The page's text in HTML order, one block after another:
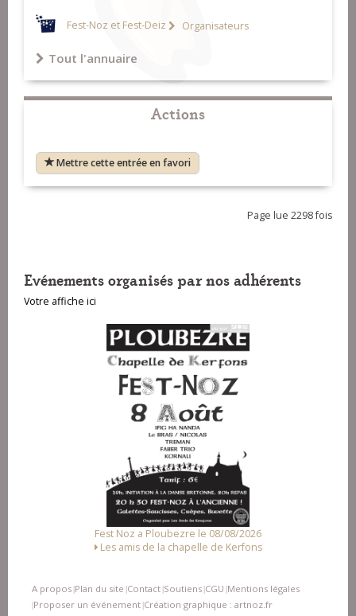
Fest-Noz et Fest-Deiz Organisateurs
Tout l'annuaire
Actions
Mettre cette entrée en favori
Page lue 2298 fois
Evénements organisés par nos adhérents
Votre affiche ici
Fest Noz a Ploubezre le 08/08/2026
Les amis de la chapelle de Kerfons
A propos Plan du site Contact Soutiens CGU Mentions légales
Proposer un événement Création graphique : artnoz.fr